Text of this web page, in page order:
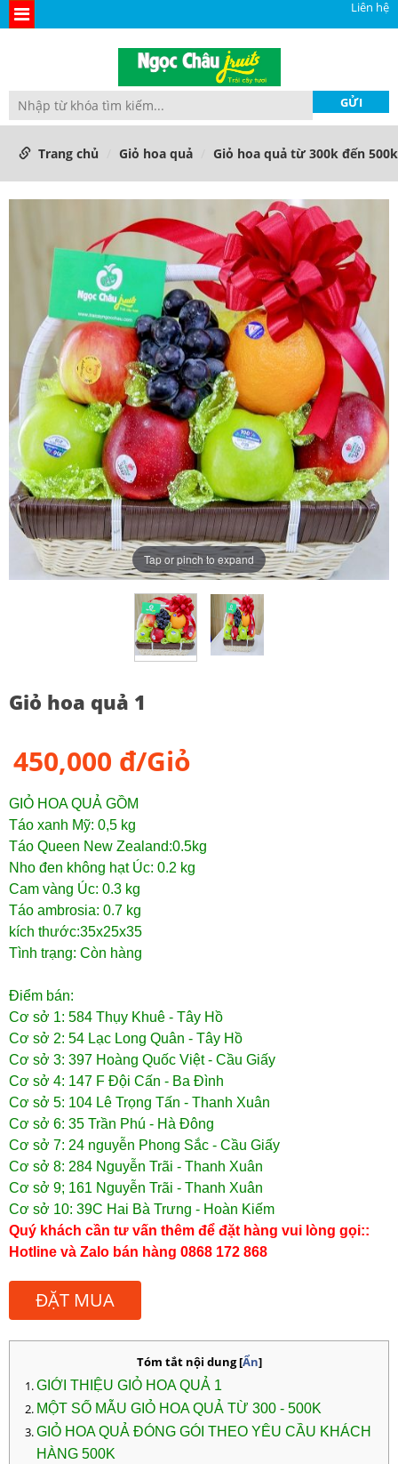
Liên hệ
Trang chủ Giỏ hoa quả Giỏ hoa quả từ 300k đến 500k
Tap or pinch to expand
Giỏ hoa quả 1
450,000 đ/Giỏ
GIỎ HOA QUẢ GỒM
​Táo xanh Mỹ: 0,5 kg
Táo Queen New Zealand:0.5kg
Nho đen không hạt Úc: 0.2 kg
Cam vàng Úc: 0.3 kg
Táo ambrosia: 0.7 kg
kích thước:35x25x35
Tình trạng: Còn hàng
Điểm bán:
Cơ sở 1: 584 Thụy Khuê - Tây Hồ
Cơ sở 2: 54 Lạc Long Quân - Tây Hồ
Cơ sở 3: 397 Hoàng Quốc Việt - Cầu Giấy
Cơ sở 4: 147 F Đội Cấn - Ba Đình
Cơ sở 5: 104 Lê Trọng Tấn - Thanh Xuân
Cơ sở 6: 35 Trần Phú - Hà Đông
Cơ sở 7: 24 nguyễn Phong Sắc - Cầu Giấy
Cơ sở 8: 284 Nguyễn Trãi - Thanh Xuân
Cơ sở 9; 161 Nguyễn Trãi - Thanh Xuân
Cơ sở 10: 39C Hai Bà Trưng - Hoàn Kiếm
Quý khách cần tư vấn thêm để đặt hàng vui lòng gọi::
Hotline và Zalo bán hàng 0868 172 868
ĐẶT MUA
Tóm tắt nội dung[Ẩn]
GIỚI THIỆU GIỎ HOA QUẢ 1
MỘT SỐ MẪU GIỎ HOA QUẢ TỪ 300 - 500K
GIỎ HOA QUẢ ĐÓNG GÓI THEO YÊU CẦU KHÁCH
HÀNG 500K